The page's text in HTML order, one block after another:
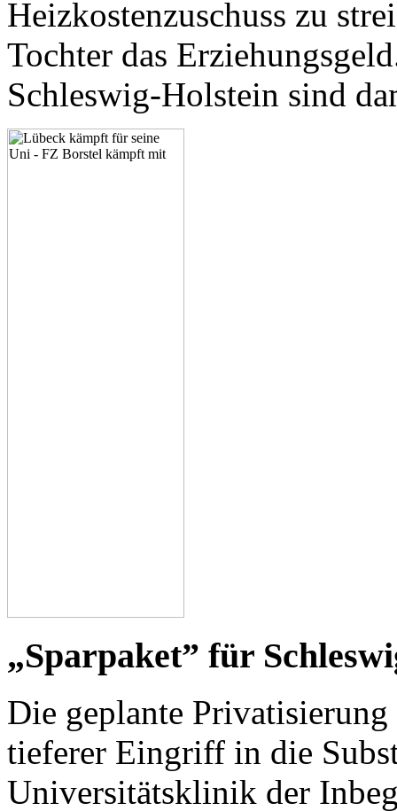
Heizkostenzuschuss zu
Tochter das
Schleswig-Holstein sind
„Sparpaket” für
Die geplante
tieferer Eingriff in die
Universitätsklinik der